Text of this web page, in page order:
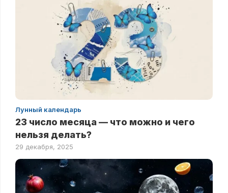
Лунный календарь
23 число месяца — что можно и чего
нельзя делать?
29 декабря, 2025